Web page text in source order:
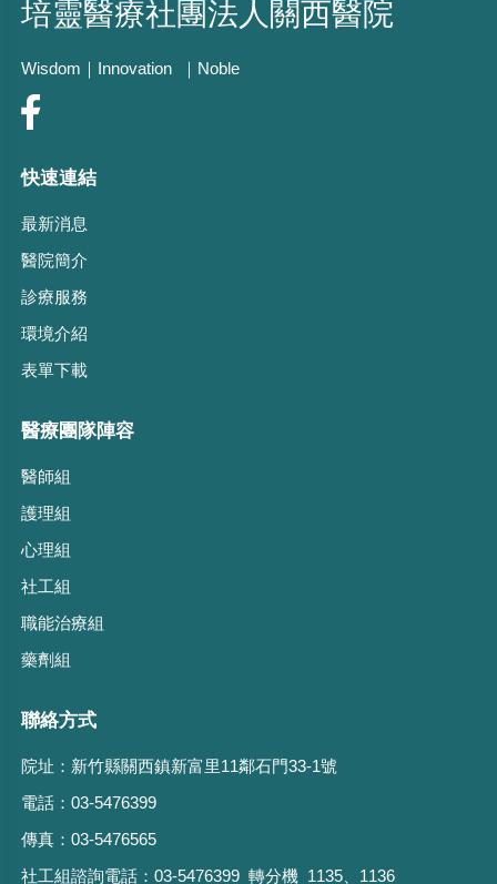
培靈醫療社團法人關西醫院
Wisdom｜Innovation ｜Noble
快速連結
最新消息
醫院簡介
診療服務
環境介紹
表單下載
醫療團隊陣容
醫師組
護理組
心理組
社工組
職能治療組
藥劑組
聯絡方式
院址： 新竹縣關西鎮新富里11鄰石門33-1號
電話： 03-5476399
傳真： 03-5476565
社工組諮詢電話： 03-5476399 轉分機 1135、1136